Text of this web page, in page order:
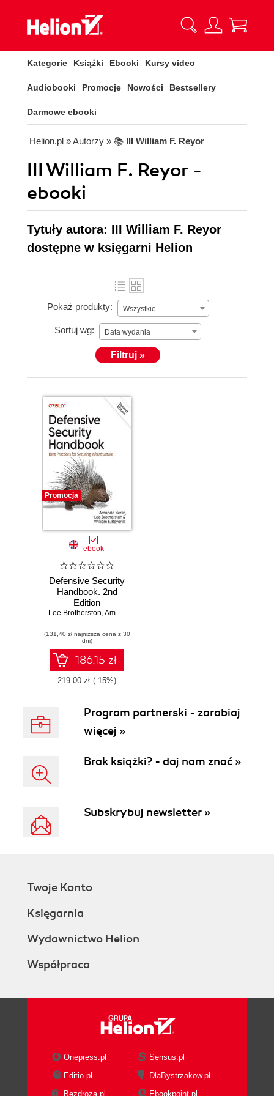
Kategorie Książki Ebooki Kursy video
Audiobooki Promocje Nowości Bestsellery
Darmowe ebooki
Helion.pl » Autorzy » 📚 III William F. Reyor
III William F. Reyor -
ebooki
Tytuły autora: III William F. Reyor
dostępne w księgarni Helion
Pokaż produkty: Wszystkie
Sortuj wg: Data wydania
Filtruj »
Promocja
ebook
Defensive Security
Handbook. 2nd
Edition
Lee Brotherston,Amanda Berlin
(131,40 zł najniższa cena z 30
dni)
186.15 zł
219.00 zł (-15%)
Program partnerski - zarabiaj
więcej »
Brak książki? - daj nam znać »
Subskrybuj newsletter »
Twoje Konto
Księgarnia
Wydawnictwo Helion
Współpraca
Onepress.pl
Sensus.pl
Editio.pl
DlaBystrzakow.pl
Bezdroza.pl
Ebookpoint.pl